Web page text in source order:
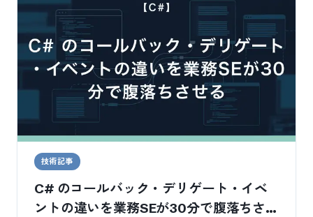
技術記事
C# のコールバック・デリゲート・イベ
ントの違いを業務SEが30分で腹落ちさせ